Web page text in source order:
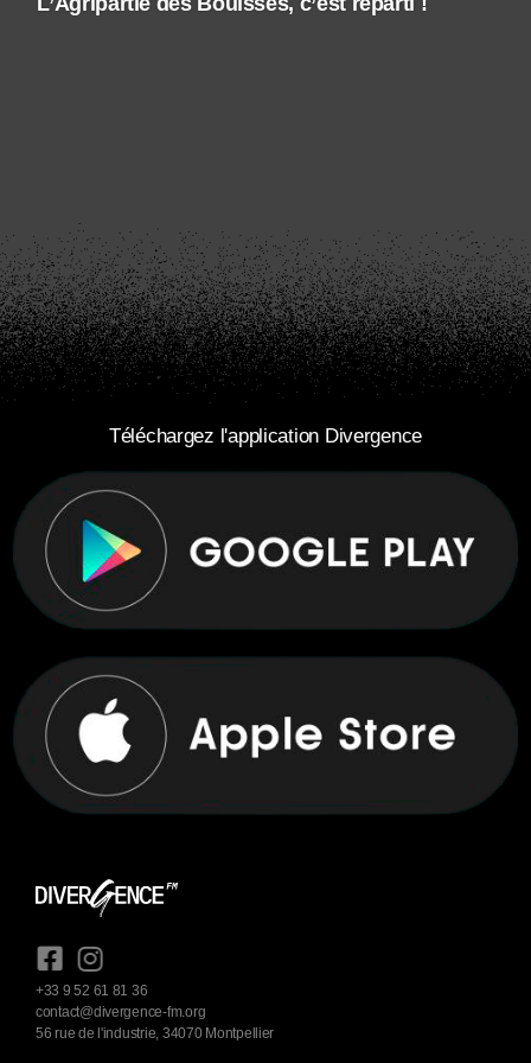
Téléchargez l'application Divergence
+33 9 52 61 81 36
contact@divergence-fm.org
56 rue de l'industrie, 34070 Montpellier